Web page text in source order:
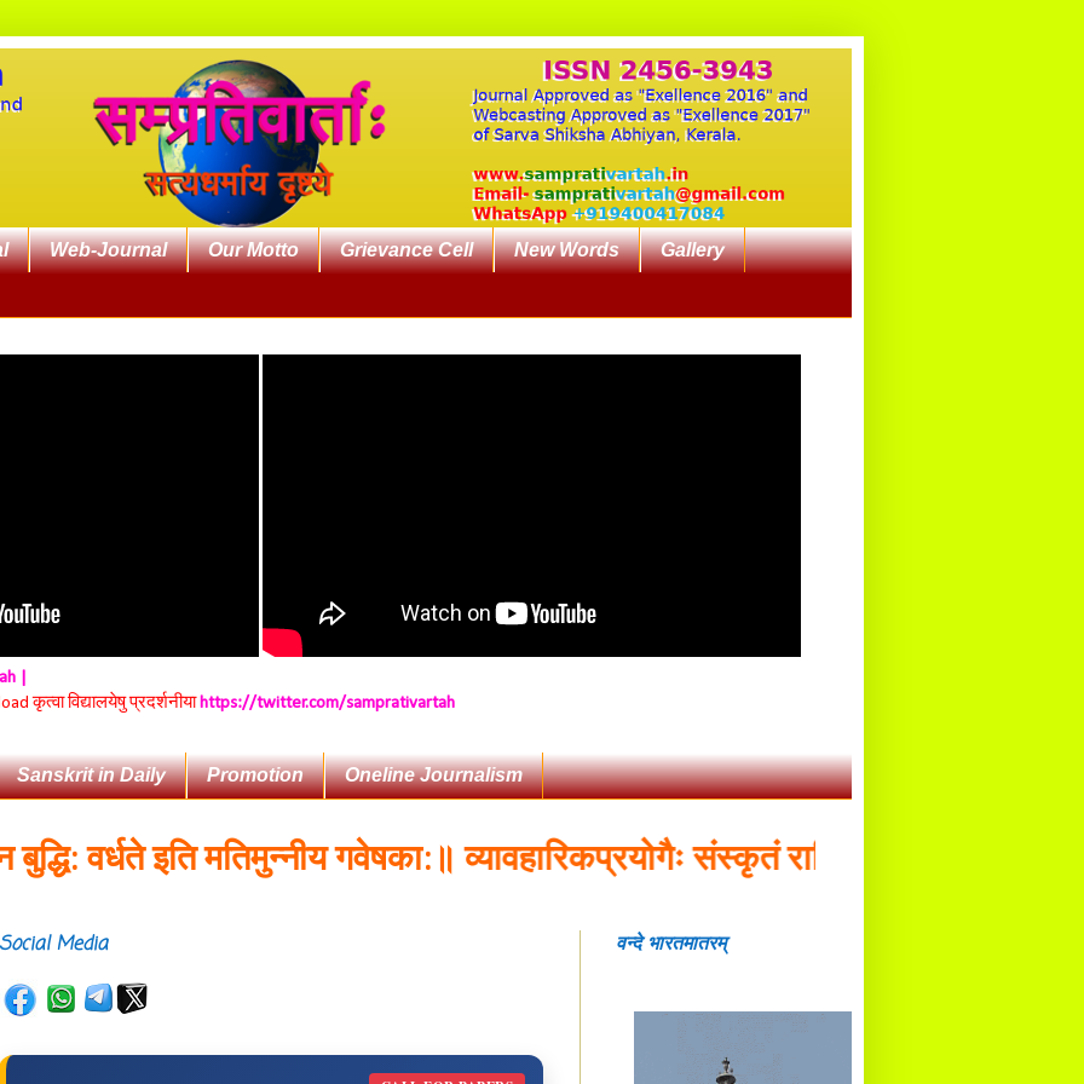
Web-Journal Our Motto Grievance Cell New Words Gallery
|
कृत्वा विद्यालयेषु प्रदर्शनीयाhttps://twitter.com/samprativartah
Sanskrit in Daily Promotion Oneline Journalism
वर्धते इति मतिमुन्नीय गवेषका:॥व्यावहारिकप्रयोगैः संस्कृतं राष्ट्रियभाषा भवितव्या - डॉ.
Social Media वन्दे भारतमातरम्